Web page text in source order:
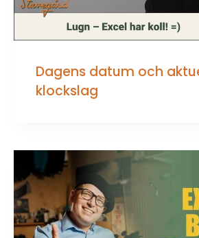
Dagens datum och
klockslag